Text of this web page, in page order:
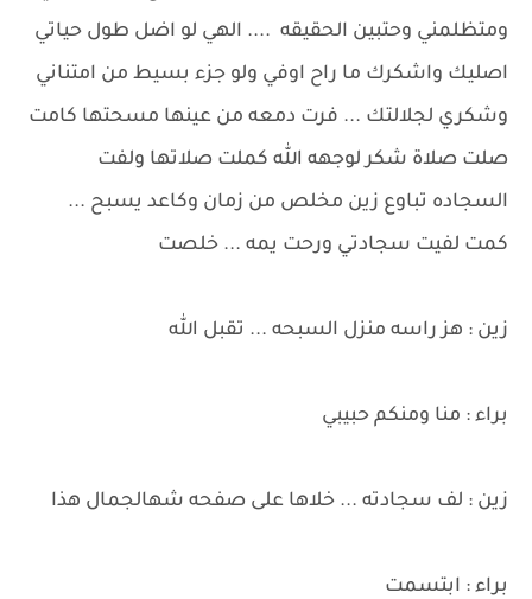
ومتظلمني وحتبين الحقيقه .... الهي لو اضل طول حياتي
اصليك واشكرك ما راح اوفي ولو جزء بسيط من امتناني
وشكري لجلالتك ... فرت دمعه من عينها مسحتها كامت
صلت صلاة شكر لوجهه الله كملت صلاتها ولفت
السجاده تباوع زين مخلص من زمان وكاعد يسبح ...
كمت لفيت سجادتي ورحت يمه ... خلصت
زين : هز راسه منزل السبحه ... تقبل الله
براء : منا ومنكم حبيبي
زين : لف سجادته ... خلاها على صفحه شهالجمال هذا
براء : ابتسمت